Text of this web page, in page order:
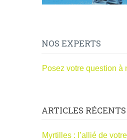
NOS EXPERTS
Posez votre question à
ARTICLES RÉCENTS
Myrtilles : l’allié de